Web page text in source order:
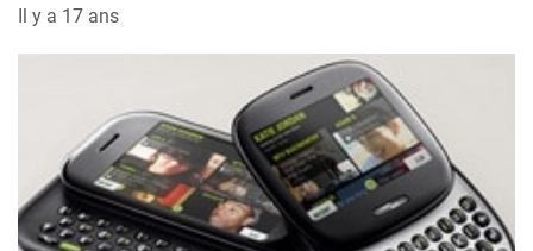
Il y a 17 ans